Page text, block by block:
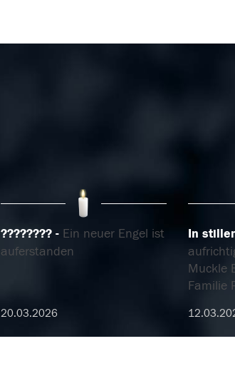
????????
Ein neuer Engel ist
auferstanden
20.03.2026
In
Muckle
Familie